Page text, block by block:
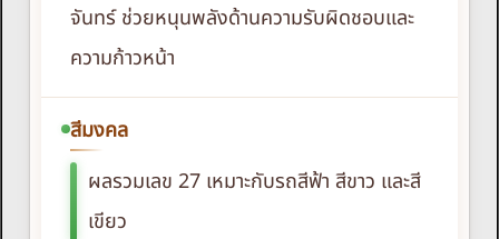
จันทร์ ช่วยหนุนพลังด้านความรับผิดชอบและ
ความก้าวหน้า
สีมงคล
ผลรวมเลข 27 เหมาะกับรถสีฟ้า สีขาว และสี
เขียว